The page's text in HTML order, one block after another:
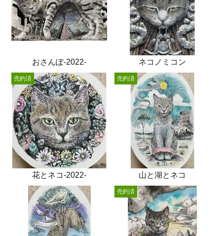
おさんぽ-2022- ネコノミコン
花とネコ-2022-
売約済
山と湖とネコ
売約済
売約済